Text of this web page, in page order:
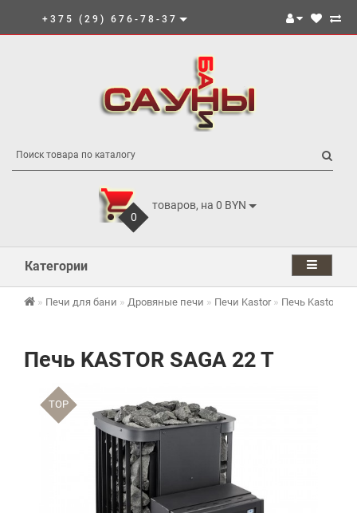
+375 (29) 676-78-37
0
товаров, на 0 BYN
Категории
Печи для бани Дровяные печи Печи Kastor Печь Kastor
Печь KASTOR SAGA 22 T
TOP